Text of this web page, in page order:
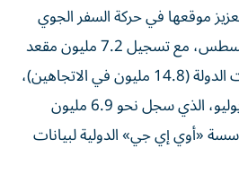
موقعها في حركة السفر الجوي
بالشرق الأوسط، خلال أغسطس، مع تسجيل 7.2 مليون مقعد
مغادر مجدول من مطارات الدولة (14.8 مليون في الاتجاهين)،
بنمو 4.5% مقارنة بشهر يوليو، الذي سجل نحو 6.9 مليون
«أوي إي جي» الدولية لبيانات